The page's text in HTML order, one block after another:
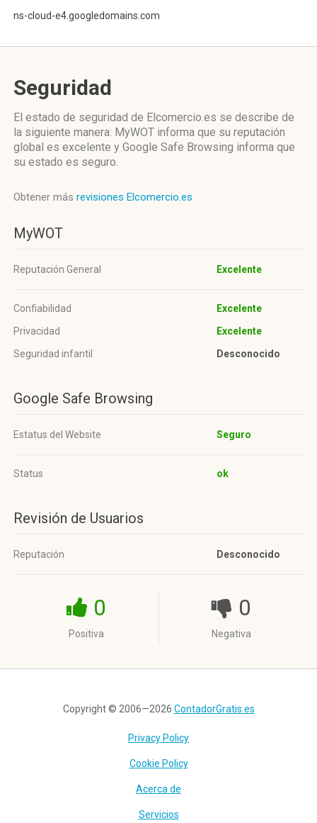
ns-cloud-e4.googledomains.com
Seguridad
El estado de seguridad de Elcomercio.es se describe de
la siguiente manera: MyWOT informa que su reputación
global es excelente y Google Safe Browsing informa que
su estado es seguro.
Obtener más revisiones Elcomercio.es
MyWOT
Reputación General Excelente
Confiabilidad
Excelente
Privacidad
Excelente
Seguridad infantil
Desconocido
Google Safe Browsing
Estatus del Website Seguro
Status ok
Revisión de Usuarios
Reputación Desconocido
0
Positiva
0
Negativa
Copyright © 2006—2026 ContadorGratis.es
Privacy Policy
Cookie Policy
Acerca de
Servicios